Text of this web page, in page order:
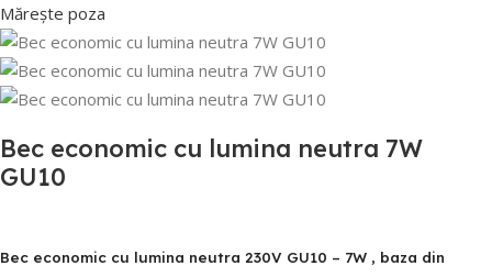
Mărește poza
Bec economic cu lumina neutra 7W
GU10
Bec economic cu lumina neutra 230V GU10 – 7W , baza din